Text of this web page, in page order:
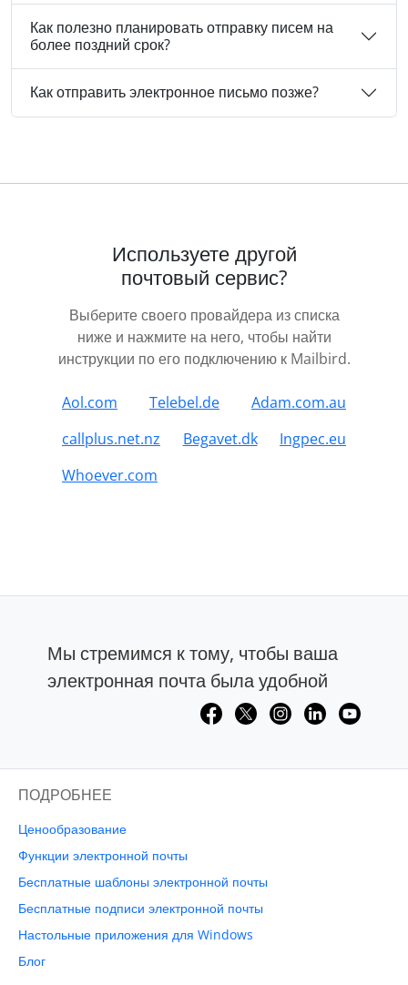
Как полезно планировать отправку писем на
более поздний срок?
Как отправить электронное письмо позже?
Используете другой
почтовый сервис?
Выберите своего провайдера из списка
ниже и нажмите на него, чтобы найти
инструкции по его подключению к Mailbird.
Aol.com Telebel.de
Adam.com.au
callplus.net.nz
Begavet.dk
Ingpec.eu
Whoever.com
Мы стремимся к тому, чтобы ваша
электронная почта была удобной
ПОДРОБНЕЕ
Ценообразование
Функции электронной почты
Бесплатные шаблоны электронной почты
Бесплатные подписи электронной почты
Настольные приложения для Windows
Блог